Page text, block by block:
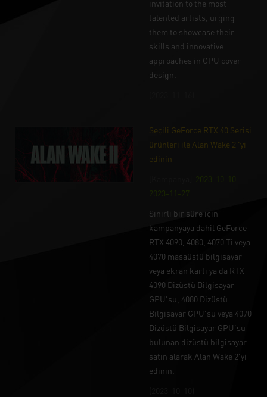
invitation to the most
talented artists, urging
them to showcase their
skills and innovative
approaches in GPU cover
design.
Seçili GeForce RTX 40 Serisi
ürünleri ile Alan Wake 2 'yi
edinin
2023-10-10 -
2023-11-27
Sınırlı bir süre için
kampanyaya dahil GeForce
RTX 4090, 4080, 4070 Ti veya
4070 masaüstü bilgisayar
veya ekran kartı ya da RTX
4090 Dizüstü Bilgisayar
GPU'su, 4080 Dizüstü
Bilgisayar GPU'su veya 4070
Dizüstü Bilgisayar GPU'su
bulunan dizüstü bilgisayar
satın alarak Alan Wake 2'yi
edinin.